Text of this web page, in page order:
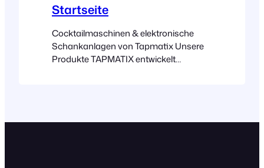
Startseite
Cocktailmaschinen & elektronische
Schankanlagen von Tapmatix Unsere
Produkte TAPMATIX entwickelt
dosiert, gekühlt bevorratet, mit